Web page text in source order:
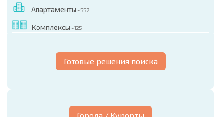
Апартаменты - 552
Комплексы - 125
Готовые решения поиска
Города / Курорты